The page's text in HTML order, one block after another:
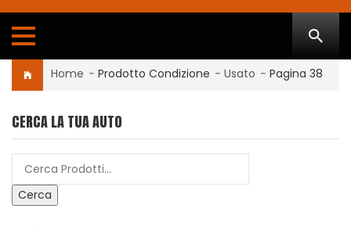
Home - Prodotto Condizione - Usato - Pagina 38
CERCA LA TUA AUTO
Cerca